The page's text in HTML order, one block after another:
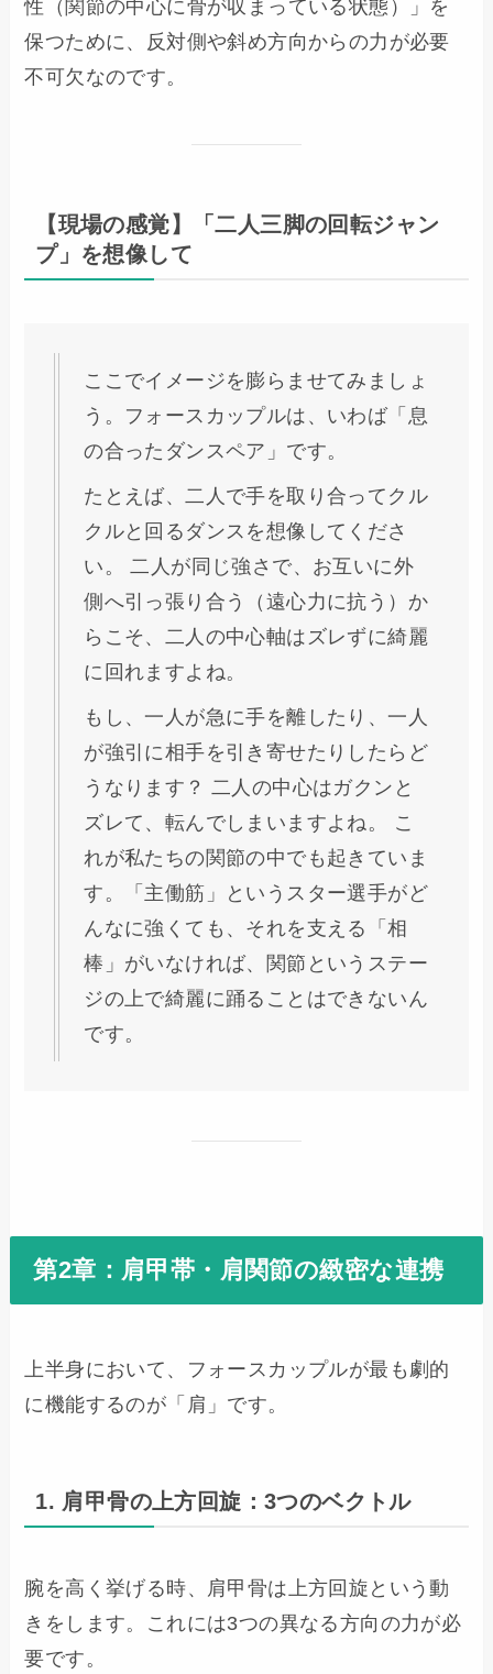
性（関節の中心に骨が収まっている状態）」を
保つために、反対側や斜め方向からの力が必要
不可欠なのです。
【現場の感覚】「二人三脚の回転ジャン
プ」を想像して
ここでイメージを膨らませてみましょ
う。フォースカップルは、いわば「息
の合ったダンスペア」です。
たとえば、二人で手を取り合ってクル
クルと回るダンスを想像してくださ
い。 二人が同じ強さで、お互いに外
側へ引っ張り合う（遠心力に抗う）か
らこそ、二人の中心軸はズレずに綺麗
に回れますよね。
もし、一人が急に手を離したり、一人
が強引に相手を引き寄せたりしたらど
うなります？ 二人の中心はガクンと
ズレて、転んでしまいますよね。 こ
れが私たちの関節の中でも起きていま
す。「主働筋」というスター選手がど
んなに強くても、それを支える「相
棒」がいなければ、関節というステー
ジの上で綺麗に踊ることはできないん
です。
第2章：肩甲帯・肩関節の緻密な連携
上半身において、フォースカップルが最も劇的
に機能するのが「肩」です。
1. 肩甲骨の上方回旋：3つのベクトル
腕を高く挙げる時、肩甲骨は上方回旋という動
きをします。これには3つの異なる方向の力が必
要です。